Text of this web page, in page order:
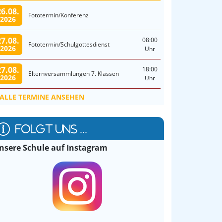
2026 Fototermin/Konferenz
2026 Fototermin/Schulgottesdienst
08:00
Uhr
2026 Elternversammlungen 7. Klassen
18:00
Uhr
ALLE TERMINE ANSEHEN
FOLGT UNS ...
Schule auf Instagram